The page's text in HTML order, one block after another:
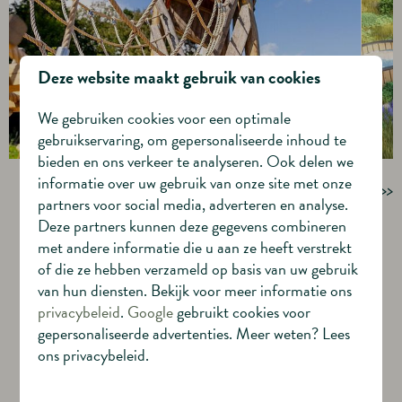
Scroll om alle afbeeldingen te bekijken >>
3x investeringsformules
TWEEDE WONING KOPEN BIJ
RESORT NAMUR NATURE
Deze website maakt gebruik van cookies
We gebruiken cookies voor een optimale
gebruikservaring, om gepersonaliseerde inhoud te
bieden en ons verkeer te analyseren. Ook delen we
informatie over uw gebruik van onze site met onze
partners voor social media, adverteren en analyse.
Deze partners kunnen deze gegevens combineren
met andere informatie die u aan ze heeft verstrekt
of die ze hebben verzameld op basis van uw gebruik
van hun diensten. Bekijk voor meer informatie ons
privacybeleid. Googlegebruikt cookies voor
gepersonaliseerde advertenties. Meer weten? Lees
ons privacybeleid.